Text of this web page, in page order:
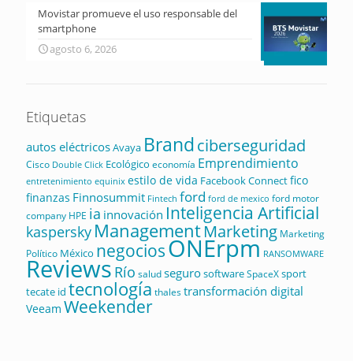
Movistar promueve el uso responsable del
smartphone
agosto 6, 2026
Etiquetas
autos eléctricosAvaya Brandciberseguridad
Cisco Double Click Ecológico economía Emprendimiento
entretenimiento equinix estilo de vida Facebook Connectfico
finanzas Finnosummit Fintech ford ford de mexico ford motor
company HPE ia innovación Inteligencia Artificial
kaspersky ManagementMarketing Marketing
Político México negociosONErpm RANSOMWARE
Reviews Río saludsegurosoftwareSpaceXsport
tecate id tecnología thalestransformación digital
Veeam Weekender